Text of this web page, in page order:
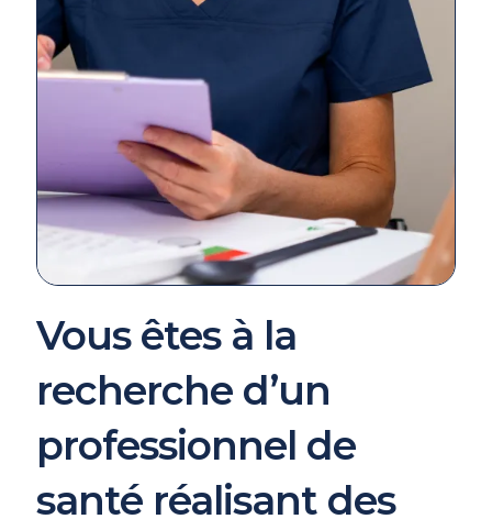
Vous êtes à la
recherche d’un
professionnel de
santé réalisant des